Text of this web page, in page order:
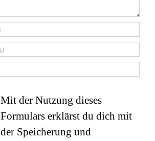
Mit der Nutzung dieses
Formulars erklärst du dich mit
der Speicherung und